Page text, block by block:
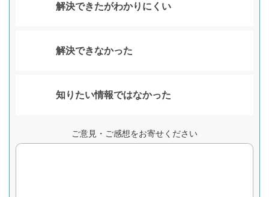
解決できたがわかりにくい
解決できなかった
知りたい情報ではなかった
ご意見・ご感想をお寄せください